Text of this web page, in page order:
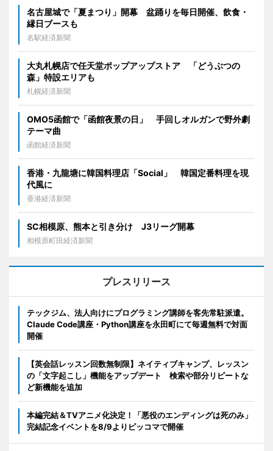
名古屋城で「夏まつり」開幕 盆踊りを毎日開催、飲食・
縁日ブースも
名駅経済新聞
大丸札幌店で任天堂ポップアップストア 「どうぶつの
森」特設エリアも
札幌経済新聞
OMO5函館で「函館夜景の日」 手回しオルガンで野外劇
テーマ曲
函館経済新聞
香港・九龍塘に韓国料理店「Social」 韓国定番料理を現
代風に
香港経済新聞
SC相模原、熊本と引き分け J3リーグ開幕
相模原町田経済新聞
プレスリリース
テックジム、法人向けにプログラミング講師を客先常駐派遣。
Claude Code講座・Python講座を永田町にて毎週無料で対面
開催
【英会話レッスン回数無制限】ネイティブキャンプ、レッスン
の「文字起こし」機能をアップデート 検索や部分リピートな
ど新機能を追加
本編完結＆TVアニメ化決定！「悪役のエンディングは死のみ」
完結記念イベントを8/9よりピッコマで開催